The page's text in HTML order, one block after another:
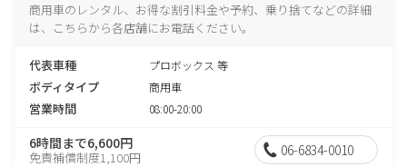
商用車のレンタル、お得な割引料金や予約、乗り捨てなどの詳細
は、こちらから各店舗にお電話ください。
代表車種 プロボックス 等
ボディタイプ 商用車
営業時間 08:00-20:00
6時間まで6,600円
免責補償制度1,100円 06-6834-0010